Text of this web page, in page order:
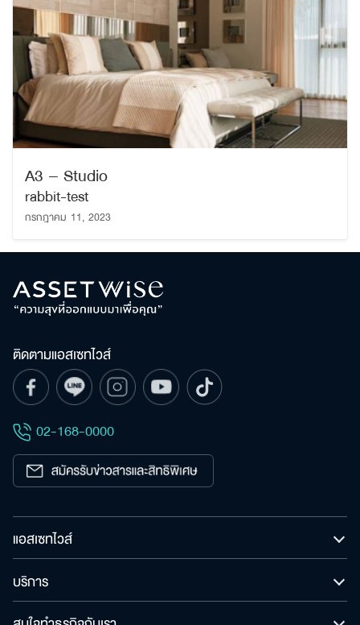
ค้นหา
สำหรับ:
A3 – Studio
rabbit-test
กรกฎาคม 11, 2023
ติดตามแอสเซทไวส์
02-168-0000
แอสเซทไวส์
บริการ
เพื่อให้ไม่พลาดข้อมูลข่าวสาร และโอกาสรับข้อเสนอ
ที่สำคัญฉันยินยอมรับข้อมูลข่าวสารโปรโมชันและ
ข่าวสารจาก
ส่ง